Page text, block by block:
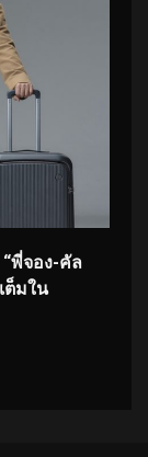
พี่จอง-คัล
ต็มใน